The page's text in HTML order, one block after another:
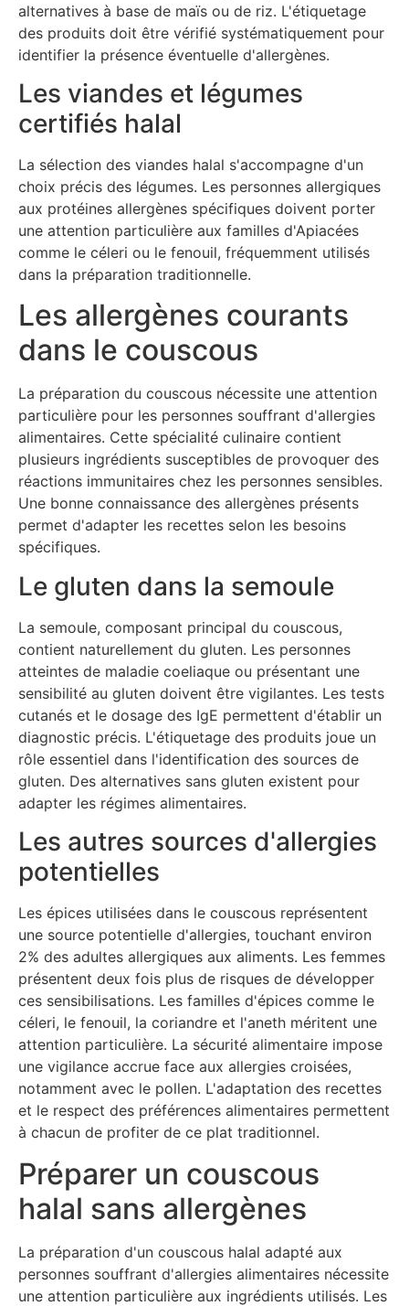
alternatives à base de maïs ou de riz. L'étiquetage
des produits doit être vérifié systématiquement pour
identifier la présence éventuelle d'allergènes.
Les viandes et légumes
certifiés halal
La sélection des viandes halal s'accompagne d'un
choix précis des légumes. Les personnes allergiques
aux protéines allergènes spécifiques doivent porter
une attention particulière aux familles d'Apiacées
comme le céleri ou le fenouil, fréquemment utilisés
dans la préparation traditionnelle.
Les allergènes courants
dans le couscous
La préparation du couscous nécessite une attention
particulière pour les personnes souffrant d'allergies
alimentaires. Cette spécialité culinaire contient
plusieurs ingrédients susceptibles de provoquer des
réactions immunitaires chez les personnes sensibles.
Une bonne connaissance des allergènes présents
permet d'adapter les recettes selon les besoins
spécifiques.
Le gluten dans la semoule
La semoule, composant principal du couscous,
contient naturellement du gluten. Les personnes
atteintes de maladie coeliaque ou présentant une
sensibilité au gluten doivent être vigilantes. Les tests
cutanés et le dosage des IgE permettent d'établir un
diagnostic précis. L'étiquetage des produits joue un
rôle essentiel dans l'identification des sources de
gluten. Des alternatives sans gluten existent pour
adapter les régimes alimentaires.
Les autres sources d'allergies
potentielles
Les épices utilisées dans le couscous représentent
une source potentielle d'allergies, touchant environ
2% des adultes allergiques aux aliments. Les femmes
présentent deux fois plus de risques de développer
ces sensibilisations. Les familles d'épices comme le
céleri, le fenouil, la coriandre et l'aneth méritent une
attention particulière. La sécurité alimentaire impose
une vigilance accrue face aux allergies croisées,
notamment avec le pollen. L'adaptation des recettes
et le respect des préférences alimentaires permettent
à chacun de profiter de ce plat traditionnel.
Préparer un couscous
halal sans allergènes
La préparation d'un couscous halal adapté aux
personnes souffrant d'allergies alimentaires nécessite
une attention particulière aux ingrédients utilisés. Les